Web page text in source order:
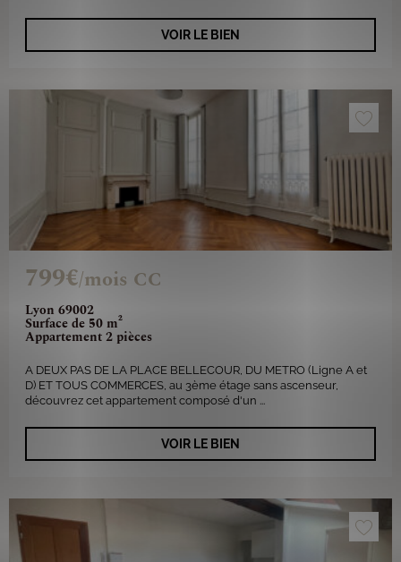
VOIR LE BIEN
Lyon 69002
Surface de 50 m²
Appartement 2 pièces
799€/mois CC
A DEUX PAS DE LA PLACE BELLECOUR, DU METRO (Ligne A et
D) ET TOUS COMMERCES, au 3ème étage sans ascenseur,
découvrez cet appartement composé d'un ...
VOIR LE BIEN